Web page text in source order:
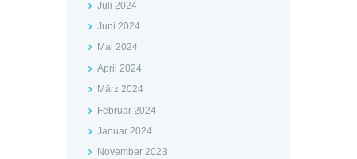
Juli 2024
Juni 2024
Mai 2024
April 2024
März 2024
Februar 2024
Januar 2024
November 2023